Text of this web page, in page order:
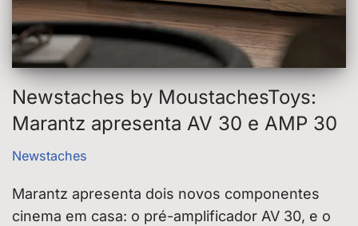
Newstaches by MoustachesToys:
Marantz apresenta AV 30 e AMP 30
Newstaches
Marantz apresenta dois novos componentes
cinema em casa: o pré-amplificador AV 30, e o